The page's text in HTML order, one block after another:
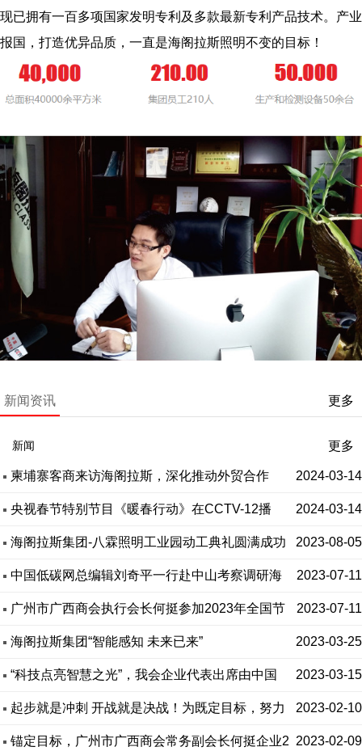
现已拥有一百多项国家发明专利及多款最新专利产品技术。产业
报国，打造优异品质，一直是海阁拉斯照明不变的目标！
新闻资讯
更多
新闻 更多
2024-03-14
柬埔寨客商来访海阁拉斯，深化推动外贸合作
2024-03-14
央视春节特别节目《暖春行动》在CCTV-12播
出！广州市广西商会执行会长海阁拉斯何挺企业
为“七一勋章”魏德友老人安装物联网太阳能路灯
2023-08-05
海阁拉斯集团-八霖照明工业园动工典礼圆满成功
2023-07-11
中国低碳网总编辑刘奇平一行赴中山考察调研海
阁拉斯集团 2023-07-11
广州市广西商会执行会长何挺参加2023年全国节
能宣传周启动仪式 2023-03-25
海阁拉斯集团“智能感知 未来已来”
2023-03-15
“科技点亮智慧之光”，我会企业代表出席由中国
灯饰报举办的2022第十六届中国照明灯饰行业年度
风云榜颁奖典礼
2023-02-10
起步就是冲刺 开战就是决战！为既定目标，努力
奋进！ 2023-02-09
锚定目标，广州市广西商会常务副会长何挺企业2